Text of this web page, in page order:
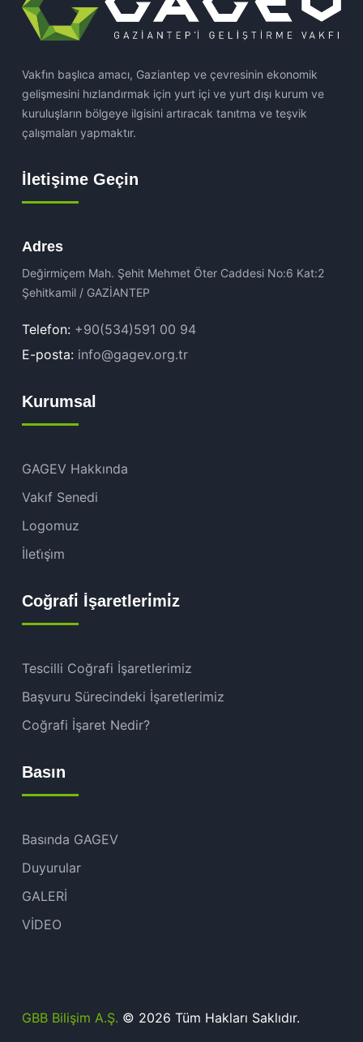
Vakfın başlıca amacı, Gaziantep ve çevresinin ekonomik
gelişmesini hızlandırmak için yurt içi ve yurt dışı kurum ve
kuruluşların bölgeye ilgisini artıracak tanıtma ve teşvik
çalışmaları yapmaktır.
İletişime Geçin
Adres
Değirmiçem Mah. Şehit Mehmet Öter Caddesi No:6 Kat:2
Şehitkamil / GAZİANTEP
Telefon: +90(534)591 00 94
E-posta: info@gagev.org.tr
Kurumsal
GAGEV Hakkında
Vakıf Senedi
Logomuz
İleti̇şi̇m
Coğrafi̇ İşaretleri̇mi̇z
Tescilli Coğrafi İşaretlerimiz
Başvuru Sürecindeki İşaretlerimiz
Coğrafi İşaret Nedir?
Basın
Basında GAGEV
Duyurular
GALERİ
VİDEO
GBB Bilişim A.Ş. © 2026 Tüm Hakları Saklıdır.